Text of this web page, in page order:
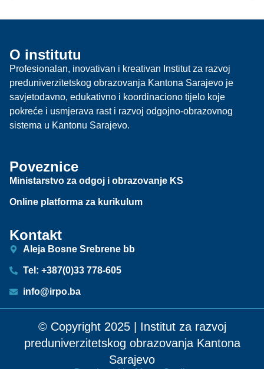
O institutu
Profesionalan, inovativan i kreativan Institut za razvoj
preduniverzitetskog obrazovanja Kantona Sarajevo je
savjetodavno, edukativno i koordinaciono tijelo koje
pokreće i usmjerava rast i razvoj odgojno-obrazovnog
sistema u Kantonu Sarajevo.
Poveznice
Ministarstvo za odgoj i obrazovanje KS
Online platforma za kurikulum
Kontakt
Aleja Bosne Srebrene bb
Tel: +387(0)33 778-605
info@irpo.ba
© Copyright 2025 | Institut za razvoj
preduniverzitetskog obrazovanja Kantona
Sarajevo